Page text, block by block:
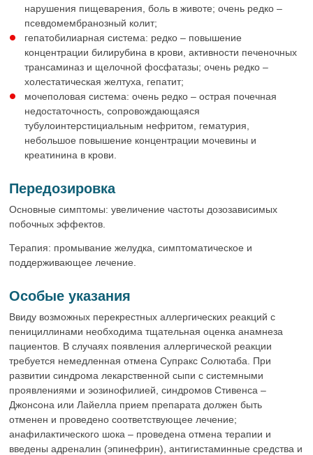
нарушения пищеварения, боль в животе; очень редко –
псевдомембранозный колит;
гепатобилиарная система: редко – повышение
концентрации билирубина в крови, активности печеночных
трансаминаз и щелочной фосфатазы; очень редко –
холестатическая желтуха, гепатит;
мочеполовая система: очень редко – острая почечная
недостаточность, сопровождающаяся
тубулоинтерстициальным нефритом, гематурия,
небольшое повышение концентрации мочевины и
креатинина в крови.
Передозировка
Основные симптомы: увеличение частоты дозозависимых
побочных эффектов.
Терапия: промывание желудка, симптоматическое и
поддерживающее лечение.
Особые указания
Ввиду возможных перекрестных аллергических реакций с
пенициллинами необходима тщательная оценка анамнеза
пациентов. В случаях появления аллергической реакции
требуется немедленная отмена Супракс Солютаба. При
развитии синдрома лекарственной сыпи с системными
проявлениями и эозинофилией, синдромов Стивенса –
Джонсона или Лайелла прием препарата должен быть
отменен и проведено соответствующее лечение;
анафилактического шока – проведена отмена терапии и
введены адреналин (эпинефрин), антигистаминные средства и